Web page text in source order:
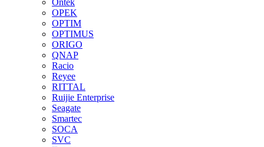
Ontek
OPEK
OPTIM
OPTIMUS
ORIGO
QNAP
Racio
Reyee
RITTAL
Ruijie Enterprise
Seagate
Smartec
SOCA
SVC